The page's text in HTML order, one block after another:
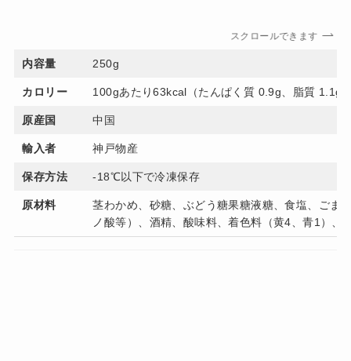
スクロールできます
内容量 250g
カロリー 100gあたり63kcal（たんぱく質 0.9g、脂質 1.1g
原産国 中国
輸入者 神戸物産
保存方法 -18℃以下で冷凍保存
原材料
茎わかめ、砂糖、ぶどう糖果糖液糖、食塩、ごま
ノ酸等）、酒精、酸味料、着色料（黄4、青1）、